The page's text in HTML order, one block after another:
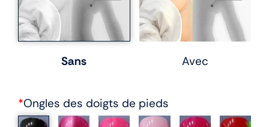
Sans Avec
*Ongles des doigts de pieds